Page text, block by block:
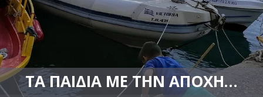
ΤΑ ΠΑΙΔΙΆ ΜΕ ΤΗΝ ΑΠΌΧΗ…